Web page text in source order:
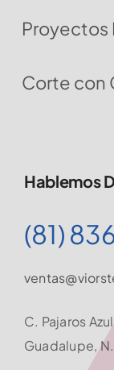
Proyectos
Corte con
Hablemos
(81)
C. Pajaros
Guadalupe,